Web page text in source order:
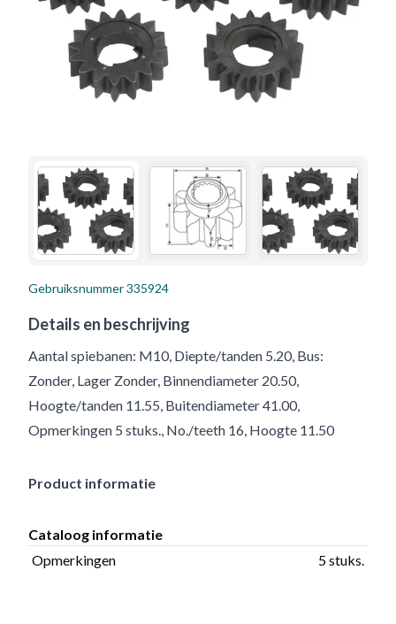
Gebruiksnummer335924
Details en beschrijving
Aantal spiebanen: M10, Diepte/tanden 5.20, Bus:
Zonder, Lager Zonder, Binnendiameter 20.50,
Hoogte/tanden 11.55, Buitendiameter 41.00,
Opmerkingen 5 stuks., No./teeth 16, Hoogte 11.50
Product informatie
Cataloog informatie
Opmerkingen
5 stuks.